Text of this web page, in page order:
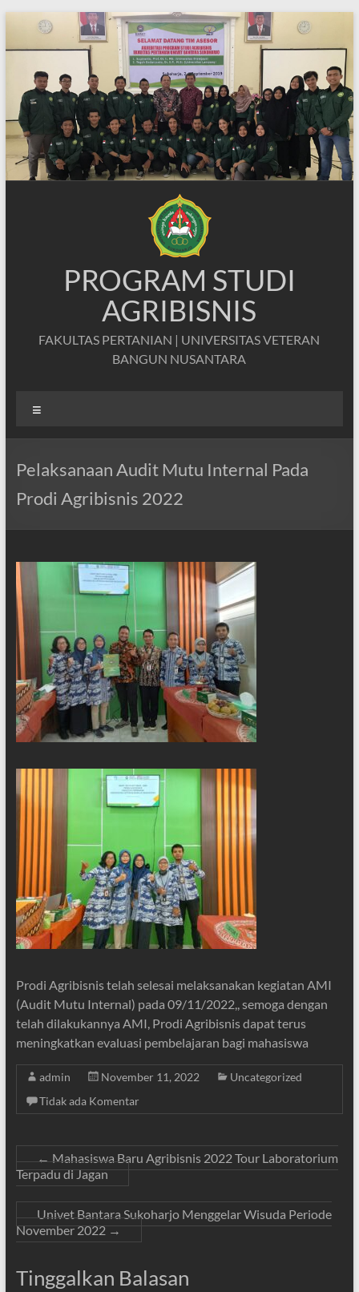
content
PROGRAM STUDI
AGRIBISNIS
FAKULTAS PERTANIAN | UNIVERSITAS VETERAN
BANGUN NUSANTARA
Pelaksanaan Audit Mutu Internal Pada
Prodi Agribisnis 2022
Prodi Agribisnis telah selesai melaksanakan kegiatan AMI
(Audit Mutu Internal) pada 09/11/2022,, semoga dengan
telah dilakukannya AMI, Prodi Agribisnis dapat terus
meningkatkan evaluasi pembelajaran bagi mahasiswa
admin November 11, 2022
Uncategorized
Tidak ada Komentar
←Mahasiswa Baru Agribisnis 2022 Tour Laboratorium
Terpadu di Jagan
Univet Bantara Sukoharjo Menggelar Wisuda Periode
November 2022→
Tinggalkan Balasan